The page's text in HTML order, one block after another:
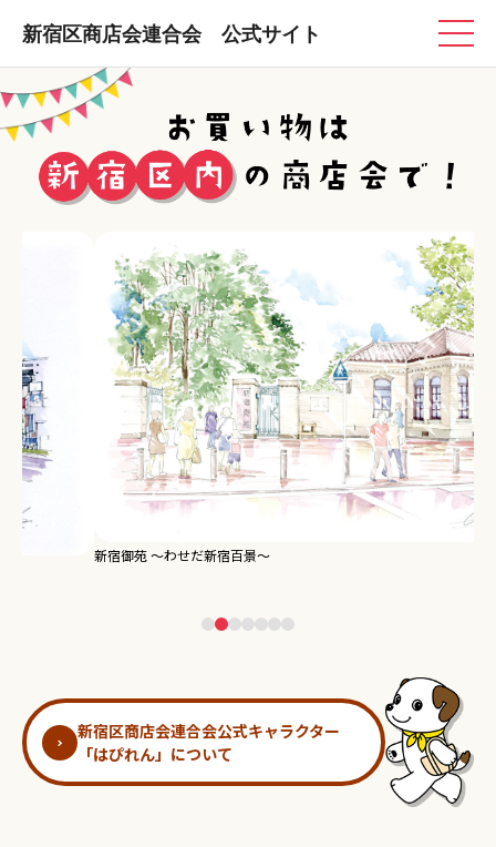
新宿区商店会連合会 公式サイト
新宿御苑 ～わせだ新宿百景～
新宿区商店会連合会公式キャラクター
「はぴれん」について